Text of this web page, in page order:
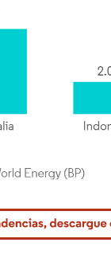
CC BY 4.0.